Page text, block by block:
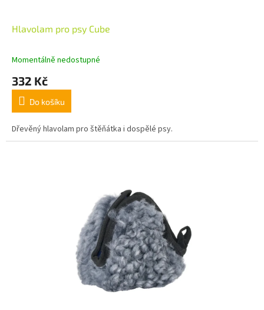
Hlavolam pro psy Cube
Momentálně nedostupné
332 Kč
Do košíku
Dřevěný hlavolam pro štěňátka i dospělé psy.